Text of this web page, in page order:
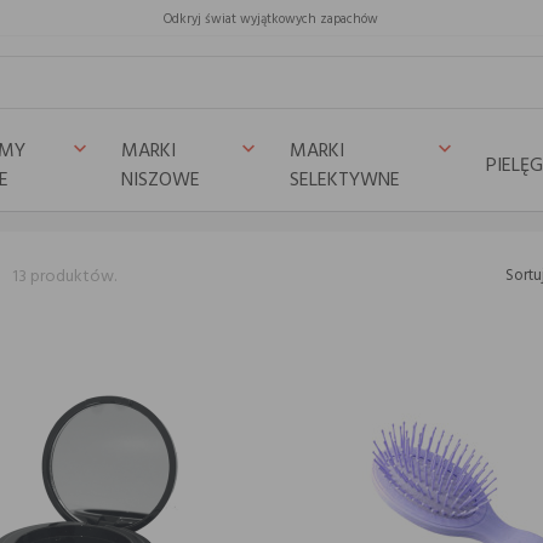
Odkryj świat wyjątkowych zapachów
keyboard_arrow_down
MARKI
NISZOWE
keyboard_arrow_down
MARKI
SELEKTYWNE
keyboard_arrow_down
13 produktów.